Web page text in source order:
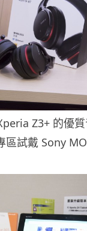
Z3+ 的優
區試戴 Sony